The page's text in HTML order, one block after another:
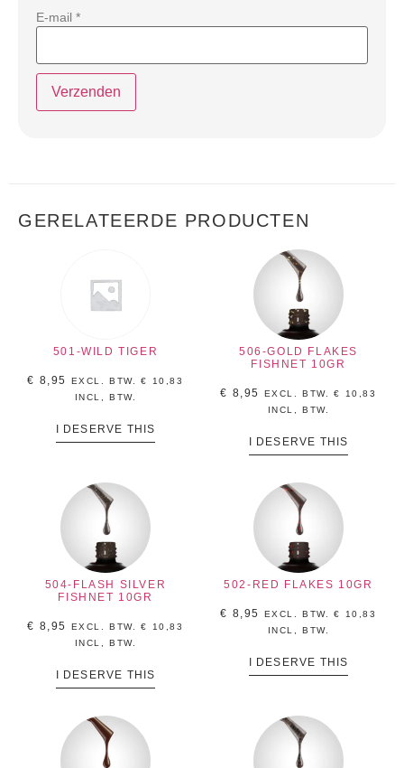
E-mail *
GERELATEERDE PRODUCTEN
501-WILD TIGER
€ 8,95 EXCL. BTW.€
10,83
INCL, BTW.
I DESERVE THIS
506-GOLD FLAKES
FISHNET 10GR
€ 8,95 EXCL. BTW.€
10,83
INCL, BTW.
I DESERVE THIS
504-FLASH SILVER
FISHNET 10GR
€ 8,95 EXCL. BTW.€
10,83
INCL, BTW.
I DESERVE THIS
502-RED FLAKES 10GR
€ 8,95 EXCL. BTW.€
10,83
INCL, BTW.
I DESERVE THIS